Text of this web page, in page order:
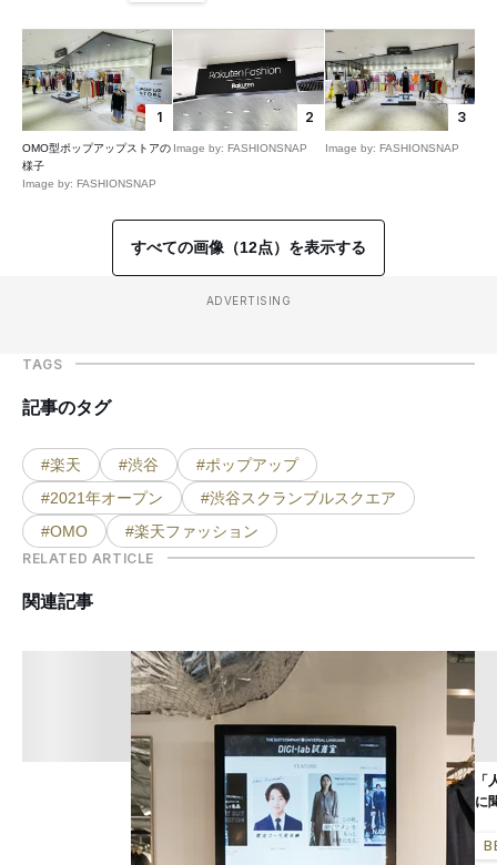
1
OMO型ポップアップストアの
様子
Image by: FASHIONSNAP
2
Image by: FASHIONSNAP
3
Image by: FASHIONSNAP
すべての画像（12点）を表示する
ADVERTISING
TAGS
記事のタグ
#楽天 #渋谷
#ポップアップ
#2021年オープン
#渋谷スクランブルスクエア
#OMO
#楽天ファッション
RELATED ARTICLE
関連記事
に